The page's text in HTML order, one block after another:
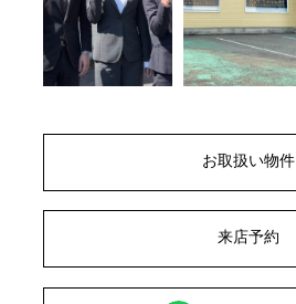
お取扱い物件
来店予約